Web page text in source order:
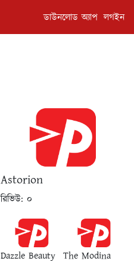
ডাউনলোড অ্যাপ লগইন
Astorion
রিভিউ: ০
Dazzle Beauty The Modina